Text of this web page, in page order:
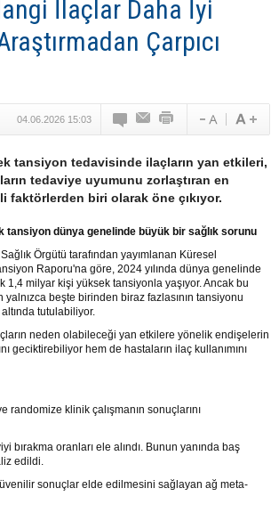
İlaçlar Daha İyi
Çarpıcı
04.06.2026 15:03
tansiyon tedavisinde ilaçların yan etkileri,
tedaviye uyumunu zorlaştıran en
faktörlerden biri olarak öne çıkıyor.
tansiyon dünya genelinde büyük bir sağlık sorunu
Örgütü tarafından yayımlanan Küresel
Raporu'na göre, 2024 yılında dünya genelinde
1,4 milyar kişi yüksek tansiyonla yaşıyor. Ancak bu
yalnızca beşte birinden biraz fazlasının tansiyonu
tutulabiliyor.
neden olabileceği yan etkilere yönelik endişelerin
geciktirebiliyor hem de hastaların ilaç kullanımını
randomize klinik çalışmanın sonuçlarını
bırakma oranları ele alındı. Bunun yanında baş
edildi.
sonuçlar elde edilmesini sağlayan ağ meta-